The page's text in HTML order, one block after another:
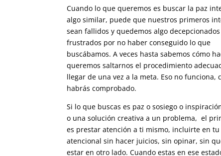
Cuando lo que queremos es buscar la paz
algo similar, puede que nuestros primeros
sean fallidos y quedemos algo
frustrados por no haber conseguido lo que
buscábamos. A veces hasta sabemos cómo
queremos saltarnos el procedimiento
llegar de una vez a la meta. Eso no funciona,
habrás comprobado.
Si lo que buscas es paz o sosiego o
o una solución creativa a un problema, el
es prestar atención a ti mismo, incluirte en tu
atencional sin hacer juicios, sin opinar, sin
estar en otro lado. Cuando estas en ese